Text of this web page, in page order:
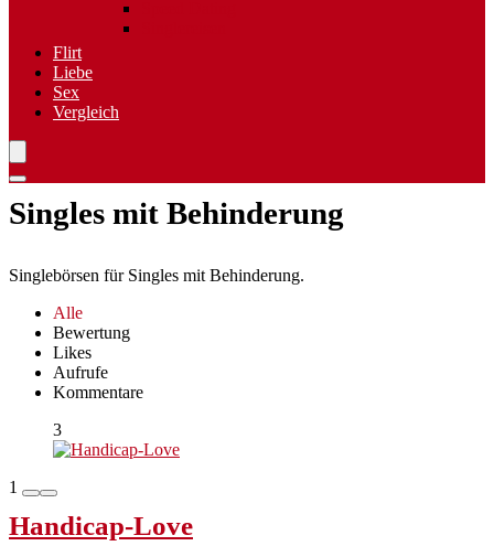
Flirt
Liebe
Sex
Vergleich
Singles mit Behinderung
Singlebörsen für Singles mit Behinderung.
Alle
Bewertung
Likes
Aufrufe
Kommentare
3
1
Handicap-Love